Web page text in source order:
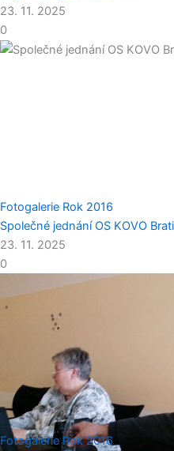
23. 11. 2025
0
Fotogalerie Rok 2016
Společné jednání OS KOVO
23. 11. 2025
0
Fotogalerie Rok 2016